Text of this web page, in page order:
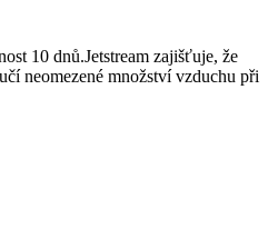
10 dnů.Jetstream zajišťuje, že
neomezené množství vzduchu při